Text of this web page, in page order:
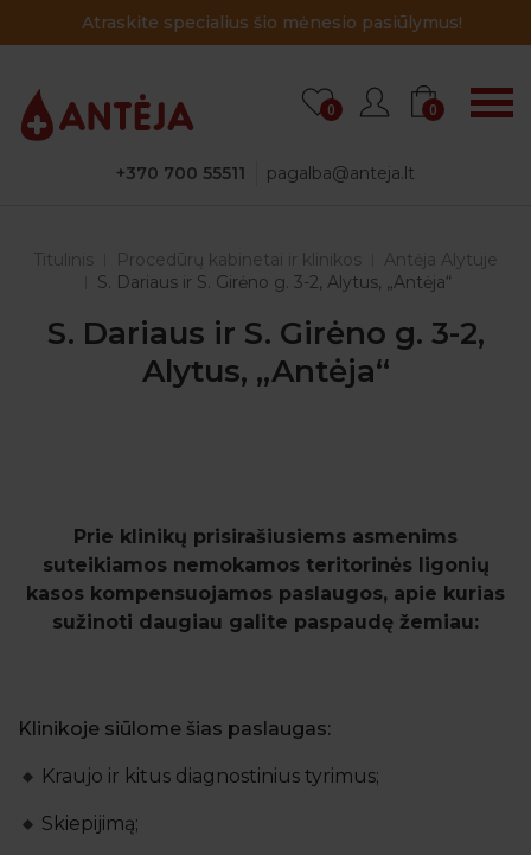
Atraskite specialius šio mėnesio pasiūlymus!
+370 700 55511 pagalba@anteja.lt
0 0
Titulinis Procedūrų kabinetai ir klinikos
Antėja Alytuje
S. Dariaus ir S. Girėno g. 3-2, Alytus, „Antėja“
S. Dariaus ir S. Girėno g. 3-2,
Alytus, „Antėja“
Prie klinikų prisirašiusiems asmenims
suteikiamos nemokamos teritorinės ligonių
kasos kompensuojamos paslaugos, apie kurias
sužinoti daugiau galite paspaudę žemiau:
Klinikoje siūlome šias paslaugas:
Kraujo ir kitus diagnostinius tyrimus;
Skiepijimą;